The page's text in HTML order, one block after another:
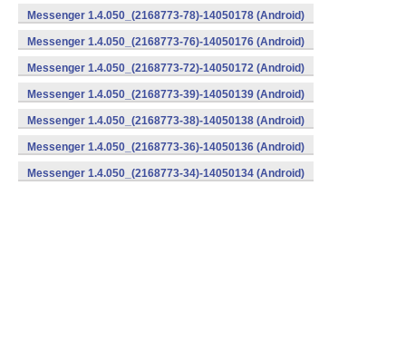
Messenger 1.4.050_(2168773-78)-14050178 (Android)
Messenger 1.4.050_(2168773-76)-14050176 (Android)
Messenger 1.4.050_(2168773-72)-14050172 (Android)
Messenger 1.4.050_(2168773-39)-14050139 (Android)
Messenger 1.4.050_(2168773-38)-14050138 (Android)
Messenger 1.4.050_(2168773-36)-14050136 (Android)
Messenger 1.4.050_(2168773-34)-14050134 (Android)